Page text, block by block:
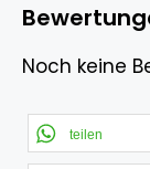
Noch keine
teilen